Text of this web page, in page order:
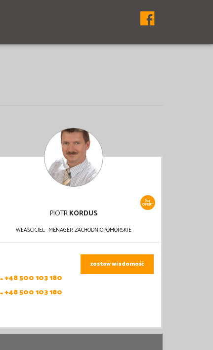
84
OFERT
PIOTRKORDUS
WŁAŚCICIEL- MENAGER ZACHODNIOPOMORSKIE
+48 500 103 180
+48 500 103 180
zostaw wiadomość